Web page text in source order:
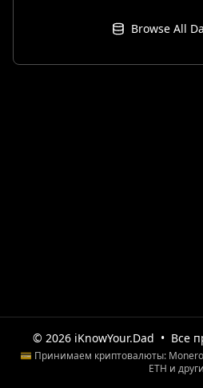
Browse All
© 2026 iKnowYour.Dad • Все
💳 Принимаем криптовалюты: Monero
ETH и